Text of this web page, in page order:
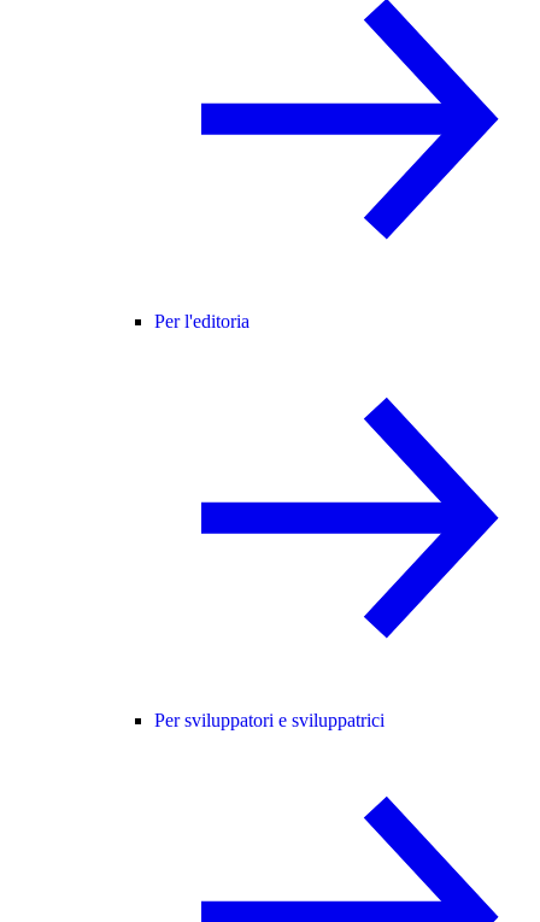
Per l'editoria
Per sviluppatori e sviluppatrici